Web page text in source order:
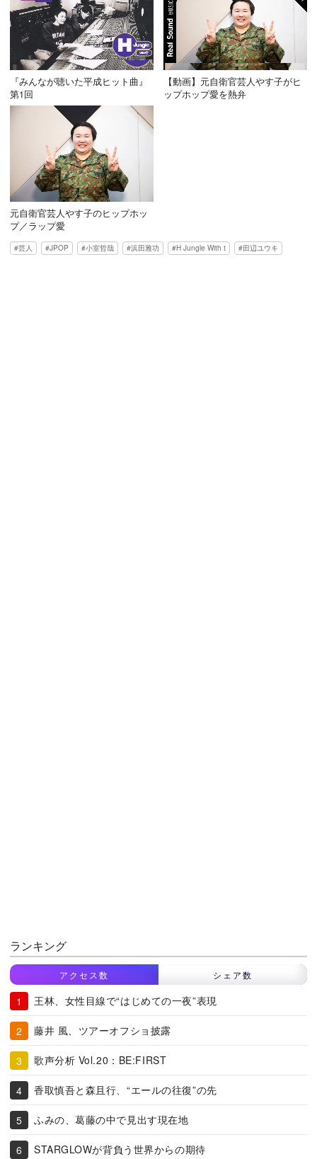
『みんなが聴いた平成ヒット曲』
第1回
【動画】元自衛官芸人やす子がヒ
ップホップ愛を熱弁
元自衛官芸人やす子のヒップホッ
プ／ラップ愛
芸人 JPOP 小室哲哉 浜田雅功 H Jungle With t 田辺ユウキ
ランキング
アクセス数 シェア数
王林、女性目線で“はじめての一夜”表現
藤井 風、ツアーオフショ披露
歌声分析 Vol.20：BE:FIRST
香取慎吾と森且行、“エールの往復”の先
ふみの、葛藤の中で見出す現在地
STARGLOWが背負う世界からの期待